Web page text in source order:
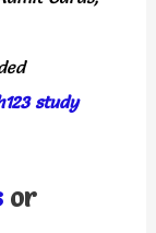
study
or